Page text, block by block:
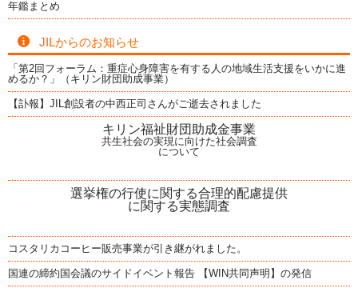
年鑑まとめ
JILからのお知らせ
「第2回フォーラム：重症心身障害を有する人の地域生活支援をいかに進
めるか？」（キリン財団助成事業）
【訃報】JIL創設者の中西正司さんがご逝去されました
キリン福祉財団助成金事業
共生社会の実現に向けた社会調査
について
選挙権の行使に関する合理的配慮提供
に関する実態調査
コスタリカコーヒー販売事業が引き継がれました。
国連の締約国会議のサイドイベント報告 【WIN共同声明】の発信